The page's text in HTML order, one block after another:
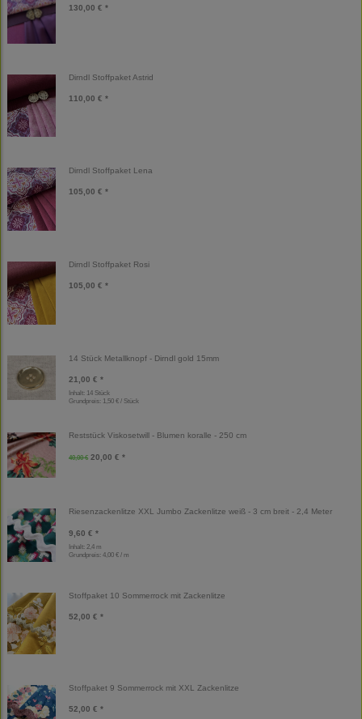
130,00 € *
Dirndl Stoffpaket Astrid
110,00 € *
Dirndl Stoffpaket Lena
105,00 € *
Dirndl Stoffpaket Rosi
105,00 € *
14 Stück Metallknopf - Dirndl gold 15mm
21,00 € *
Inhalt: 14 Stück
Grundpreis: 1,50 € / Stück
Reststück Viskosetwill - Blumen koralle - 250 cm
40,00 € 20,00 € *
Riesenzackenlitze XXL Jumbo Zackenlitze weiß - 3 cm breit - 2,4 Meter
9,60 € *
Inhalt: 2,4 m
Grundpreis: 4,00 € / m
Stoffpaket 10 Sommerrock mit Zackenlitze
52,00 € *
Stoffpaket 9 Sommerrock mit XXL Zackenlitze
52,00 € *